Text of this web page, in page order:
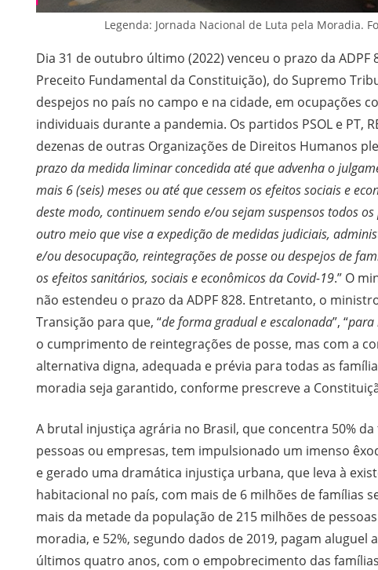
Legenda: Jornada Nacional de Luta pela Moradia.
Dia 31 de outubro último (2022) venceu o prazo da
Preceito Fundamental da Constituição), do Supremo
despejos no país no campo e na cidade, em ocupações
individuais durante a pandemia. Os partidos PSOL e PT,
dezenas de outras Organizações de Direitos Humanos
prazo da medida liminar concedida até que advenha o
mais 6 (seis) meses ou até que cessem os efeitos sociais e
deste modo, continuem sendo e/ou sejam suspensos todos
outro meio que vise a expedição de medidas judiciais,
e/ou desocupação, reintegrações de posse ou despejos de
os efeitos sanitários, sociais e econômicos da Covid-19.” O
não estendeu o prazo da ADPF 828. Entretanto, o
Transição para que, “de forma gradual e escalonada”, “para
o cumprimento de reintegrações de posse, mas com a
alternativa digna, adequada e prévia para todas as
moradia seja garantido, conforme prescreve a
A brutal injustiça agrária no Brasil, que concentra 50%
pessoas ou empresas, tem impulsionado um imenso
e gerado uma dramática injustiça urbana, que leva à
habitacional no país, com mais de 6 milhões de famílias
mais da metade da população de 215 milhões de
moradia, e 52%, segundo dados de 2019, pagam aluguel
últimos quatro anos, com o empobrecimento das